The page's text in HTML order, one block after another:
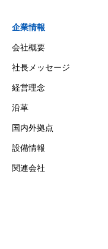
企業情報
会社概要
社長メッセージ
経営理念
沿革
国内外拠点
設備情報
関連会社